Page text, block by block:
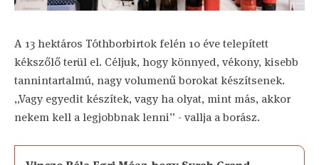
A 13 hektáros Tóthborbirtok felén 10 éve telepített
kékszőlő terül el. Céljuk, hogy könnyed, vékony, kisebb
tannintartalmú, nagy volumenű borokat készítsenek.
„Vagy egyedit készítek, vagy ha olyat, mint más, akkor
nekem kell a legjobbnak lenni” - vallja a borász.